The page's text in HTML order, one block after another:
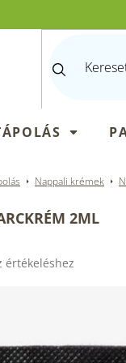
Nappali krémek
2ML
értékeléshez